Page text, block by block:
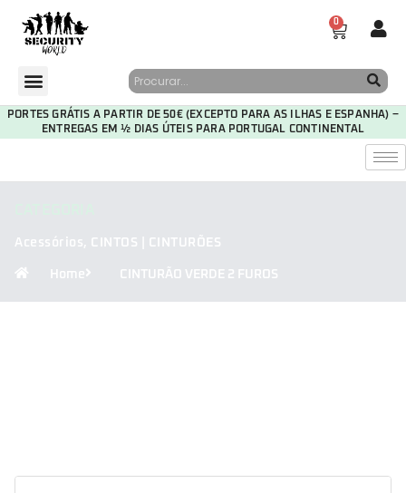
0
PORTES GRÁTIS A PARTIR DE 50€ (EXCEPTO PARA AS ILHAS E ESPANHA) –
ENTREGAS EM ½ DIAS ÚTEIS PARA PORTUGAL CONTINENTAL
Acessórios, CINTOS | CINTURÕES
Home CINTURÃO VERDE 2 FUROS